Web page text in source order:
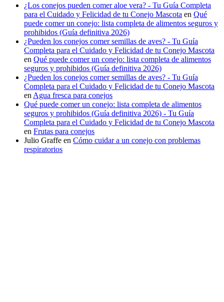
¿Los conejos pueden comer aloe vera? - Tu Guía Completa
para el Cuidado y Felicidad de tu Conejo Mascota en Qué
puede comer un conejo: lista completa de alimentos seguros y
prohibidos (Guía definitiva 2026)
¿Pueden los conejos comer semillas de aves? - Tu Guía
Completa para el Cuidado y Felicidad de tu Conejo Mascota
en Qué puede comer un conejo: lista completa de alimentos
seguros y prohibidos (Guía definitiva 2026)
¿Pueden los conejos comer semillas de aves? - Tu Guía
Completa para el Cuidado y Felicidad de tu Conejo Mascota
en Agua fresca para conejos
Qué puede comer un conejo: lista completa de alimentos
seguros y prohibidos (Guía definitiva 2026) - Tu Guía
Completa para el Cuidado y Felicidad de tu Conejo Mascota
en Frutas para conejos
Julio Graffe en Cómo cuidar a un conejo con problemas
respiratorios